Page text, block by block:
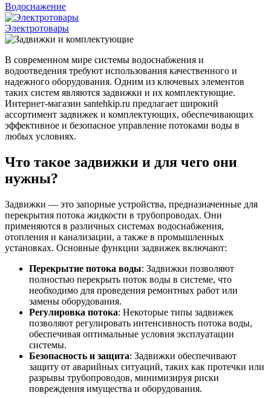
Водоснажение
Электротовары
В современном мире системы водоснабжения и
водоотведения требуют использования качественного и
надежного оборудования. Одним из ключевых элементов
таких систем являются задвижки и их комплектующие.
Интернет-магазин santehkip.ru предлагает широкий
ассортимент задвижек и комплектующих, обеспечивающих
эффективное и безопасное управление потоками воды в
любых условиях.
Что такое задвижки и для чего они
нужны?
Задвижки — это запорные устройства, предназначенные для
перекрытия потока жидкости в трубопроводах. Они
применяются в различных системах водоснабжения,
отопления и канализации, а также в промышленных
установках. Основные функции задвижек включают:
Перекрытие потока воды: Задвижки позволяют
полностью перекрыть поток воды в системе, что
необходимо для проведения ремонтных работ или
замены оборудования.
Регулировка потока: Некоторые типы задвижек
позволяют регулировать интенсивность потока воды,
обеспечивая оптимальные условия эксплуатации
системы.
Безопасность и защита: Задвижки обеспечивают
защиту от аварийных ситуаций, таких как протечки или
разрывы трубопроводов, минимизируя риски
повреждения имущества и оборудования.